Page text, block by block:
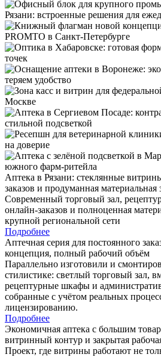
Аптека в Рязани: стеклянные
заказов и продуманная материальная
Современный торговый зал,
онлайн-заказов и полноценная
крупной региональной сети
Подробнее
Аптечная серия для постоянного
концепция, полный рабочий объём
Параллельно изготовили и
стилистике: светлый торговый зал,
рецептурные шкафы и
собранные с учётом реальных
лицензированию.
Подробнее
Экономичная аптека с большим
витринный контур и закрытая
Проект, где витрины работают не